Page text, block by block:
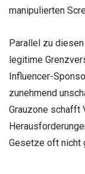
manipulierten
Parallel zu
legitime
Influencer-
zunehmend
Grauzone schafft
Gesetze oft nicht